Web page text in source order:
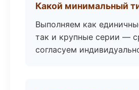
Какой минимальный
Выполняем как
так и крупные серии —
согласуем